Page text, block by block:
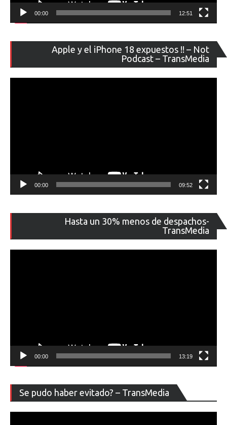
00:00 12:51
Apple y el iPhone 18 expuestos !! – Not
Podcast – TransMedia
de
00:00 09:52
Hasta un 30% menos de despachos-
TransMedia
de
00:00 13:19
Se pudo haber evitado? – TransMedia
de